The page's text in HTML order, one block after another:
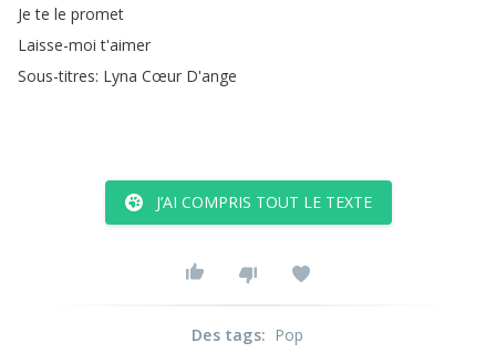
Je te le promet
Laisse-moi t'aimer
Sous-titres: Lyna Cœur D'ange
J’AI COMPRIS TOUT LE TEXTE
Des tags: Pop